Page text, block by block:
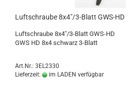
Luftschraube 8x4"/3-Blatt GWS-HD
Luftschraube 8x4"/3-Blatt GWS-HD
GWS HD 8x4 schwarz 3-Blatt
Art.Nr.: 3EL2330
Lieferzeit:
im LADEN verfügbar